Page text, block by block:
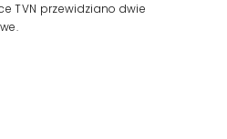
TVN przewidziano dwie